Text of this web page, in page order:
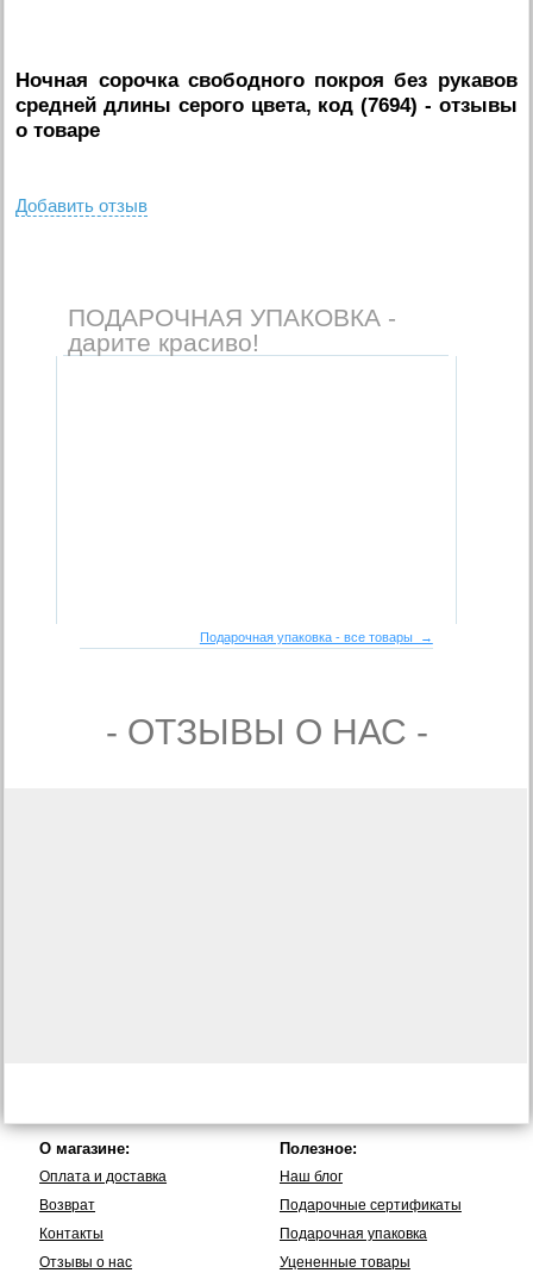
Ночная сорочка свободного покроя без рукавов
средней длины серого цвета, код (7694) - отзывы
о товаре
Добавить отзыв
ПОДАРОЧНАЯ УПАКОВКА -
дарите красиво!
Подарочная упаковка - все товары →
- ОТЗЫВЫ О НАС -
О магазине:
Оплата и доставка
Возврат
Контакты
Отзывы о нас
Полезное:
Наш блог
Подарочные сертификаты
Подарочная упаковка
Уцененные товары